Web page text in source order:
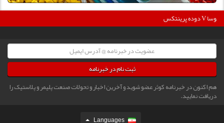
دوده پرینتکس V دگوسا :360000
ثبت نام در خبرنامه
هم اکنون در خبرنامه کوثر عضو شوید و آخرین اخبار و تحولات صنعت پلیمر و پلاستیک را
دریافت نمایید.